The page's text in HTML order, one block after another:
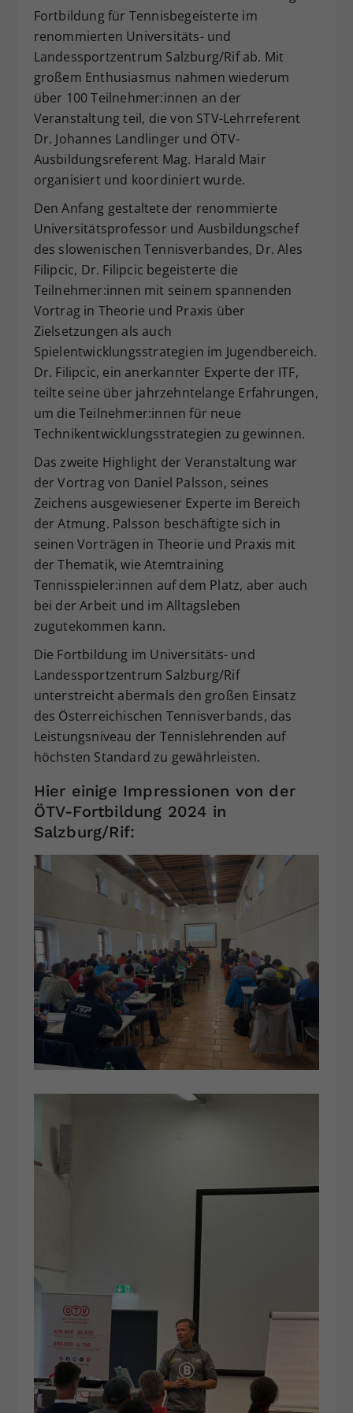
Fortbildung für Tennisbegeisterte im
renommierten Universitäts- und
Landessportzentrum Salzburg/Rif ab. Mit
großem Enthusiasmus nahmen wiederum
über 100 Teilnehmer:innen an der
Veranstaltung teil, die von STV-Lehrreferent
Dr. Johannes Landlinger und ÖTV-
Ausbildungsreferent Mag. Harald Mair
organisiert und koordiniert wurde.
Den Anfang gestaltete der renommierte
Universitätsprofessor und Ausbildungschef
des slowenischen Tennisverbandes, Dr. Ales
Filipcic, Dr. Filipcic begeisterte die
Teilnehmer:innen mit seinem spannenden
Vortrag in Theorie und Praxis über
Zielsetzungen als auch
Spielentwicklungsstrategien im Jugendbereich.
Dr. Filipcic, ein anerkannter Experte der ITF,
teilte seine über jahrzehntelange Erfahrungen,
um die Teilnehmer:innen für neue
Technikentwicklungsstrategien zu gewinnen.
Das zweite Highlight der Veranstaltung war
der Vortrag von Daniel Palsson, seines
Zeichens ausgewiesener Experte im Bereich
der Atmung. Palsson beschäftigte sich in
seinen Vorträgen in Theorie und Praxis mit
der Thematik, wie Atemtraining
Tennisspieler:innen auf dem Platz, aber auch
bei der Arbeit und im Alltagsleben
zugutekommen kann.
Die Fortbildung im Universitäts- und
Landessportzentrum Salzburg/Rif
unterstreicht abermals den großen Einsatz
des Österreichischen Tennisverbands, das
Leistungsniveau der Tennislehrenden auf
höchsten Standard zu gewährleisten.
Hier einige Impressionen von der
ÖTV-Fortbildung 2024 in
Salzburg/Rif:
Zweck
Dieser Wert speichert Ihre Consent-
Einstellungen. Unter anderem eine
zufällig generierte ID, für die
historische Speicherung Ihrer
Webseiten-Betreiber dies eingestellt
hat.